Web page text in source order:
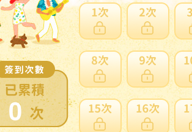
0
表記サイズ
※海外サイズ
実寸サイズ
採寸ガイドはこちら
★ 実寸サイズは、
特徴・仕様
付属品
商品ランク